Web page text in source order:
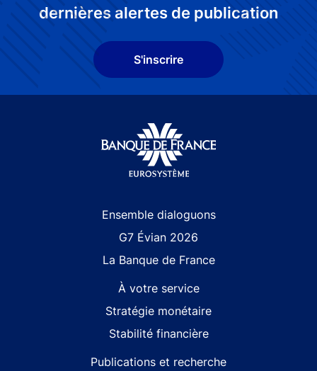
dernières alertes de publication
S'inscrire
Ensemble dialoguons
G7 Évian 2026
La Banque de France
À votre service
Stratégie monétaire
Stabilité financière
Publications et recherche